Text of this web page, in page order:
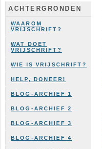
ACHTERGRONDEN
WAAROM
VRIJSCHRIFT?
WAT DOET
VRIJSCHRIFT?
WIE IS VRIJSCHRIFT?
HELP, DONEER!
BLOG-ARCHIEF 1
BLOG-ARCHIEF 2
BLOG-ARCHIEF 3
BLOG-ARCHIEF 4